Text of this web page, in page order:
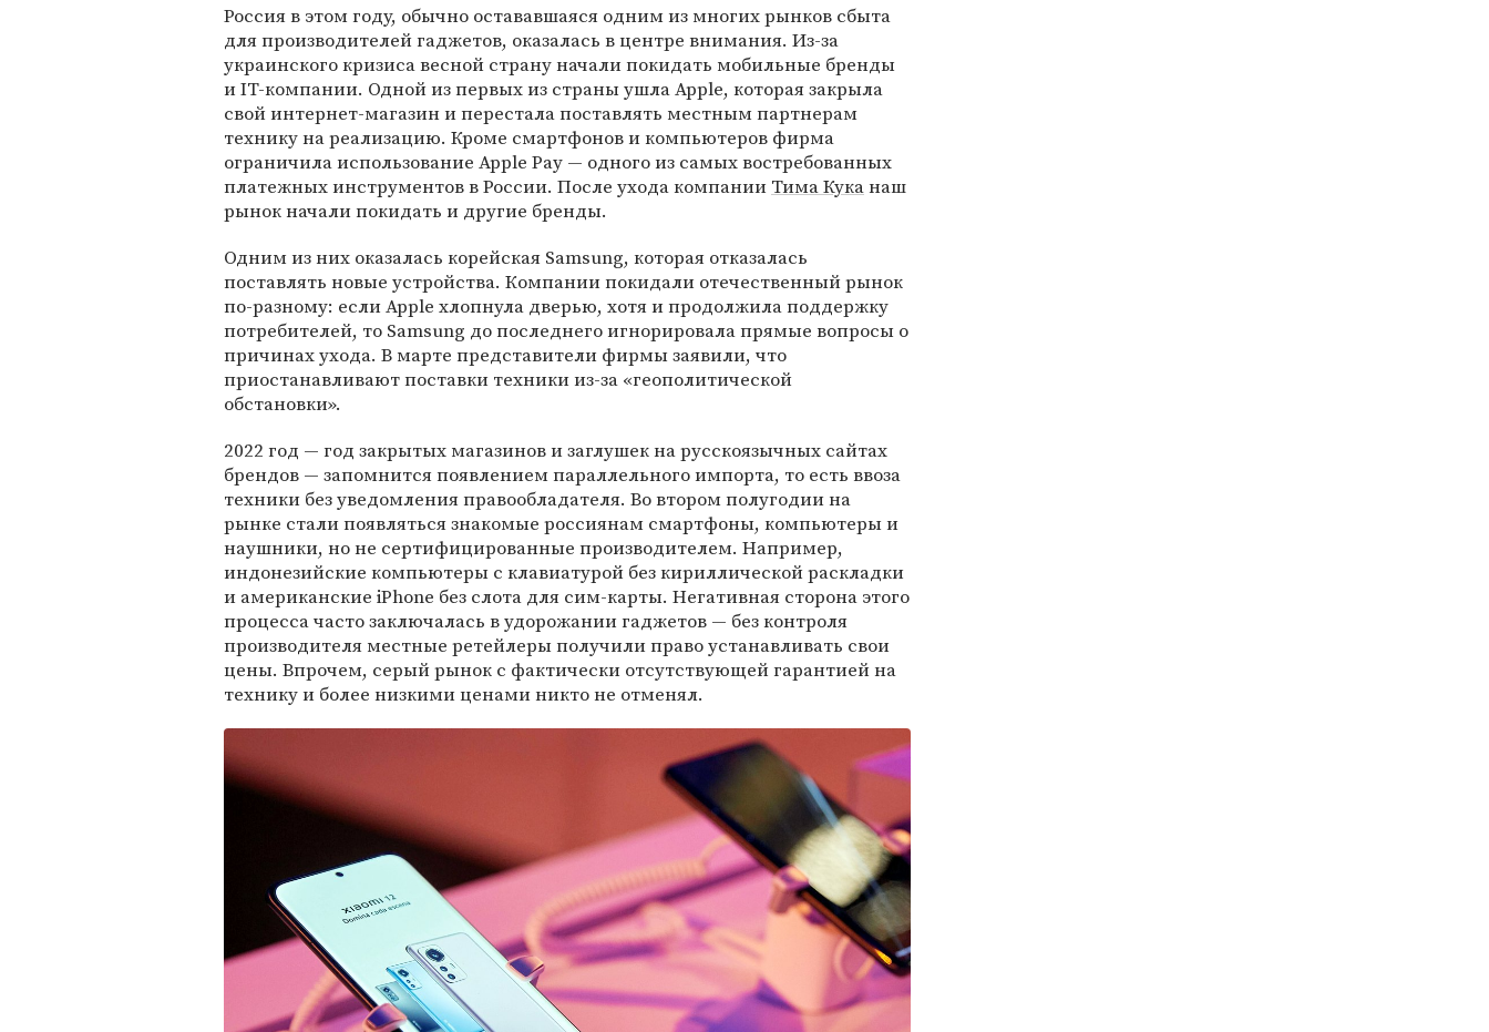
Россия в этом году, обычно остававшаяся одним из многих рынков сбыта
для производителей гаджетов, оказалась в центре внимания. Из-за
украинского кризиса весной страну начали покидать мобильные бренды
и IT-компании. Одной из первых из страны ушла Apple, которая закрыла
свой интернет-магазин и перестала поставлять местным партнерам
технику на реализацию. Кроме смартфонов и компьютеров фирма
ограничила использование Apple Pay — одного из самых востребованных
платежных инструментов в России. После ухода компании Тима Куканаш
рынок начали покидать и другие бренды.
Одним из них оказалась корейская Samsung, которая отказалась
поставлять новые устройства. Компании покидали отечественный рынок
по-разному: если Apple хлопнула дверью, хотя и продолжила поддержку
потребителей, то Samsung до последнего игнорировала прямые вопросы о
причинах ухода. В марте представители фирмы заявили, что
приостанавливают поставки техники из-за «геополитической
обстановки».
2022 год — год закрытых магазинов и заглушек на русскоязычных сайтах
брендов — запомнится появлением параллельного импорта, то есть ввоза
техники без уведомления правообладателя. Во втором полугодии на
рынке стали появляться знакомые россиянам смартфоны, компьютеры и
наушники, но не сертифицированные производителем. Например,
индонезийские компьютеры с клавиатурой без кириллической раскладки
и американские iPhone без слота для сим-карты. Негативная сторона этого
процесса часто заключалась в удорожании гаджетов — без контроля
производителя местные ретейлеры получили право устанавливать свои
цены. Впрочем, серый рынок с фактически отсутствующей гарантией на
технику и более низкими ценами никто не отменял.